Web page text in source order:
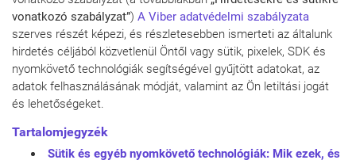
vonatkozó szabályzat”) A Viber adatvédelmi szabályzata
szerves részét képezi, és részletesebben ismerteti az általunk
hirdetés céljából közvetlenül Öntől vagy sütik, pixelek, SDK és
nyomkövető technológiák segítségével gyűjtött adatokat, az
adatok felhasználásának módját, valamint az Ön letiltási jogát
és lehetőségeket.
Tartalomjegyzék
Sütik és egyéb nyomkövető technológiák: Mik ezek, és